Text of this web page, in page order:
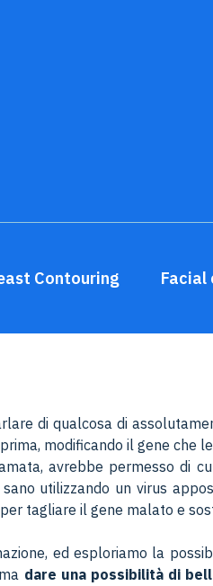
Contouring Facial
di qualcosa di
modificando il gene
avrebbe permesso di
utilizzando un virus
tagliare il gene malato e
ed esploriamo la
dare una possibilità di